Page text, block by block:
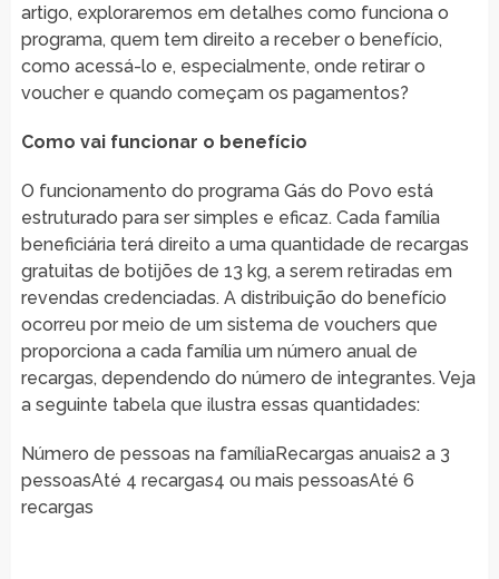
artigo, exploraremos em detalhes como funciona o
programa, quem tem direito a receber o benefício,
como acessá-lo e, especialmente, onde retirar o
voucher e quando começam os pagamentos?
Como vai funcionar o benefício
O funcionamento do programa Gás do Povo está
estruturado para ser simples e eficaz. Cada família
beneficiária terá direito a uma quantidade de recargas
gratuitas de botijões de 13 kg, a serem retiradas em
revendas credenciadas. A distribuição do benefício
ocorreu por meio de um sistema de vouchers que
proporciona a cada família um número anual de
recargas, dependendo do número de integrantes. Veja
a seguinte tabela que ilustra essas quantidades:
Número de pessoas na famíliaRecargas anuais2 a 3
pessoasAté 4 recargas4 ou mais pessoasAté 6
recargas